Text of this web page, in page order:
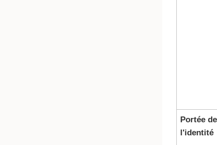
Portée de
l'identité